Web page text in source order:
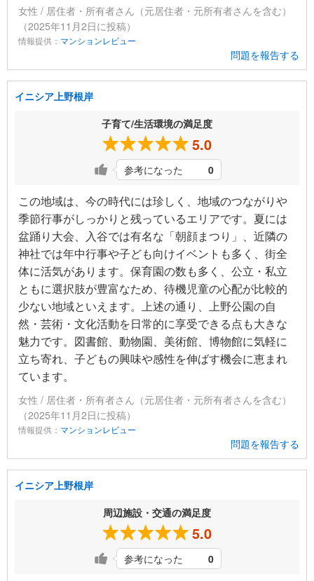
女性 / 居住者・所有者さん（元居住者・元所有者さんを含む）
（2025年11月2日に投稿）
情報提供： マンションレビュー
問題を報告する
イニシア上野根岸
子育て/生活環境の満足度
5.0
参考になった 0
この地域は、今の時代には珍しく、地域のつながりや
季節行事がしっかりと残っているエリアです。夏には
盆踊り大会、入谷では有名な「朝顔まつり」、近隣の
神社では年中行事や子ども向けイベントも多く、街全
体に活気があります。保育園の数も多く、公立・私立
ともに選択肢が豊富なため、待機児童の心配が比較的
少ない地域といえます。上述の通り、上野公園の自
然・芸術・文化活動を日常的に享受できる点も大きな
魅力です。図書館、動物園、美術館、博物館に気軽に
立ち寄れ、子どもの興味や感性を伸ばす機会に恵まれ
ています。
女性 / 居住者・所有者さん（元居住者・元所有者さんを含む）
（2025年11月2日に投稿）
情報提供： マンションレビュー
問題を報告する
イニシア上野根岸
周辺施設・交通の満足度
5.0
参考になった 0